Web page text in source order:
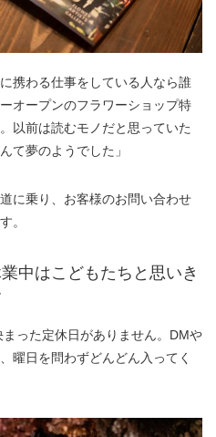
携わる仕事をしている人なら誰
オープンのフラワーショップ特
以前は読むモノだと思っていた
て夢のようでした」
に乗り、お客様のお問い合わせ
。
中はこどもたちと思いき
った定休日がありません。DMや
曜日を問わずどんどん入ってく